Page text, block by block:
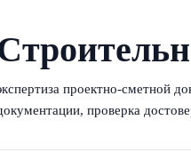
проектно-сметной
проверка